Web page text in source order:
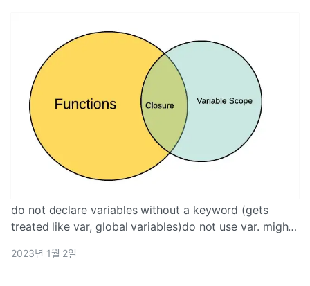
do not declare variables without a keyword (gets
treated like var, global variables)do not use var. might
2023년 1월 2일